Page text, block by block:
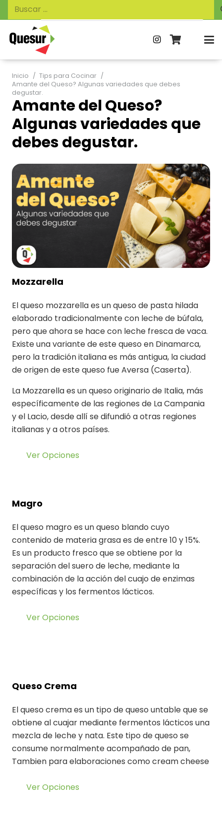
de
productos
Buscar:
Inicio / Tips para Cocinar /
Amante del Queso? Algunas variedades que debes
degustar.
Amante del Queso?
Algunas variedades que
debes degustar.
Mozzarella
El queso mozzarella es un queso de pasta hilada
elaborado tradicionalmente con leche de búfala,
pero que ahora se hace con leche fresca de vaca.
Existe una variante de este queso en Dinamarca,
pero la tradición italiana es más antigua, la ciudad
de origen de este queso fue Aversa (Caserta).
La Mozzarella es un queso originario de Italia, más
específicamente de las regiones de La Campania
y el Lacio, desde allí se difundió a otras regiones
italianas y a otros países.
Ver Opciones
Magro
El queso magro es un queso blando cuyo
contenido de materia grasa es de entre 10 y 15%.
Es un producto fresco que se obtiene por la
separación del suero de leche, mediante la
combinación de la acción del cuajo de enzimas
específicas y los fermentos lácticos.
Ver Opciones
Queso Crema
El queso crema es un tipo de queso untable que se
obtiene al cuajar mediante fermentos lácticos una
mezcla de leche y nata. Este tipo de queso se
consume normalmente acompañado de pan,
Tambien para elaboraciones como cream cheese
Ver Opciones